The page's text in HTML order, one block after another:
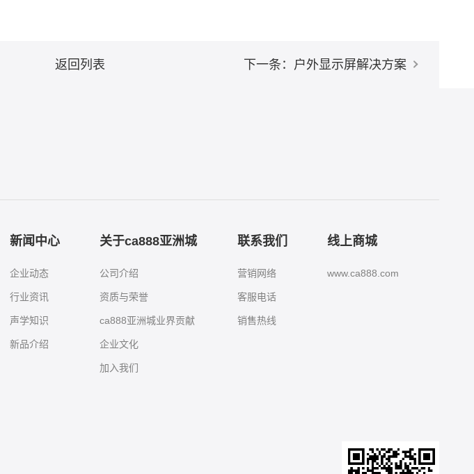
返回列表 下一条：户外显示屏解决方案
新闻中心
企业动态
行业资讯
声学知识
新品介绍
关于ca888亚洲城
公司介绍
资质与荣誉
ca888亚洲城业界贡献
企业文化
加入我们
联系我们
营销网络
客服电话
销售热线
线上商城
www.ca888.com